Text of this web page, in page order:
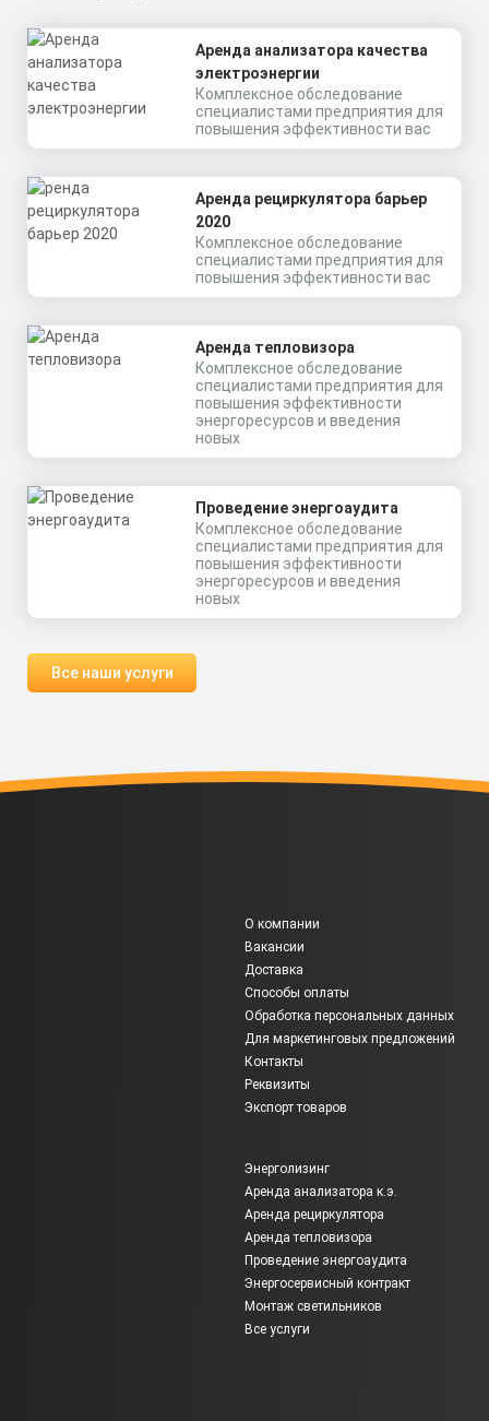
Аренда анализатора качества
электроэнергии
Комплексное обследование
специалистами предприятия для
повышения эффективности вас
Аренда рециркулятора барьер
2020
Комплексное обследование
специалистами предприятия для
повышения эффективности вас
Аренда тепловизора
Комплексное обследование
специалистами предприятия для
повышения эффективности
энергоресурсов и введения
новых
Проведение энергоаудита
Комплексное обследование
специалистами предприятия для
повышения эффективности
энергоресурсов и введения
новых
Все наши услуги
О компании
Вакансии
Доставка
Способы оплаты
Обработка персональных данных
Для маркетинговых предложений
Контакты
Реквизиты
Экспорт товаров
Энерголизинг
Аренда анализатора к.э.
Аренда рециркулятора
Аренда тепловизора
Проведение энергоаудита
Энергосервисный контракт
Монтаж светильников
Все услуги